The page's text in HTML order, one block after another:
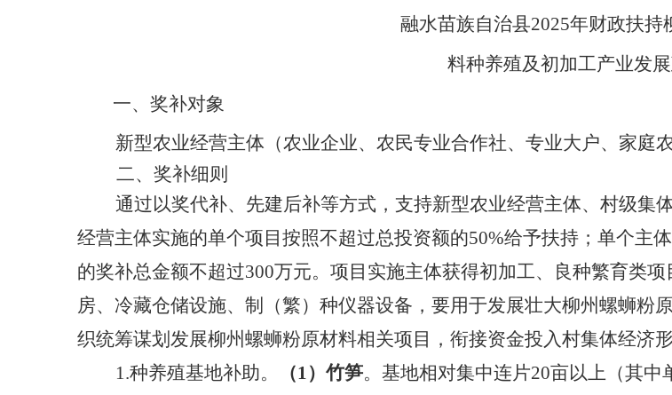
融水苗族自治县2025年财政扶持
料种养殖及初加工产业发
一、奖补对象
新型农业经营主体（农业企业、农民专业合作社、专业大户、家庭
二、奖补细则
通过以奖代补、先建后补等方式，支持新型农业经营主体、村级集
经营主体实施的单个项目按照不超过总投资额的50%给予扶持；单个主
的奖补总金额不超过300万元。项目实施主体获得初加工、良种繁育类
房、冷藏仓储设施、制（繁）种仪器设备，要用于发展壮大柳州螺蛳粉
织统筹谋划发展柳州螺蛳粉原材料相关项目， 衔接资金投入村集体经济
1.种养殖基地补助。
（1）竹笋。基地相对集中连片20亩以上（其中